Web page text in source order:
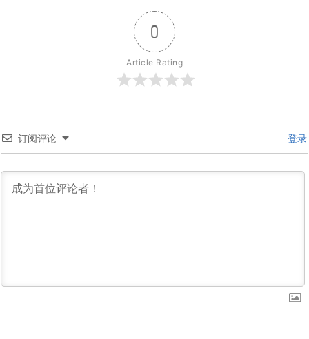
0
Article Rating
订阅评论 登录